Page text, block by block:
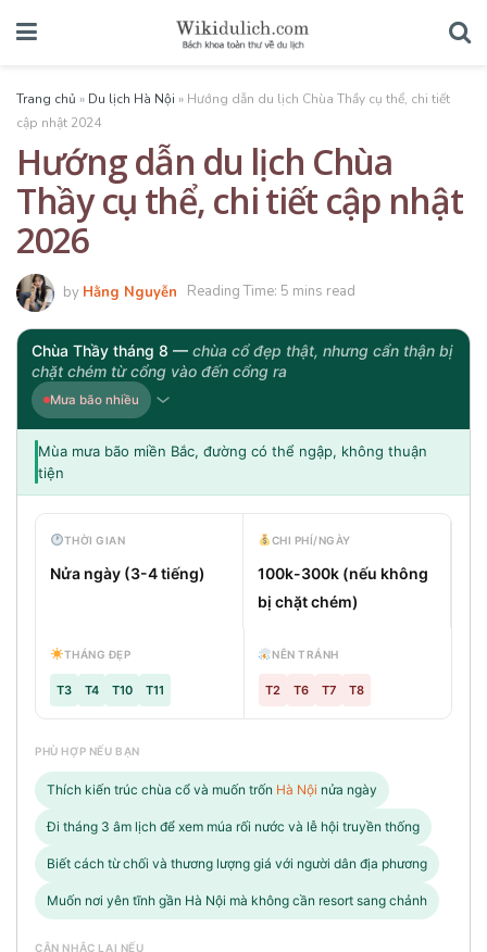
Trang chủ » Du lịch Hà Nội » Hướng dẫn du lịch Chùa Thầy cụ thể, chi tiết
cập nhật 2024
Hướng dẫn du lịch Chùa
Thầy cụ thể, chi tiết cập nhật
2026
by Hằng Nguyễn Reading Time: 5 mins read
Chùa Thầy tháng 8 — chùa cổ đẹp thật, nhưng cẩn thận bị
chặt chém từ cổng vào đến cổng ra
Mưa bão nhiều
Mùa mưa bão miền Bắc, đường có thể ngập, không thuận
tiện
THỜI GIAN
Nửa ngày (3-4 tiếng)
CHI PHÍ/NGÀY
100k-300k (nếu không
bị chặt chém)
THÁNG ĐẸP
T3 T4 T10 T11
NÊN TRÁNH
T2 T6 T7 T8
PHÙ HỢP NẾU BẠN
Thích kiến trúc chùa cổ và muốn trốn Hà Nội nửa ngày
Đi tháng 3 âm lịch để xem múa rối nước và lễ hội truyền thống
Biết cách từ chối và thương lượng giá với người dân địa phương
Muốn nơi yên tĩnh gần Hà Nội mà không cần resort sang chảnh
CÂN NHẮC LẠI NẾU